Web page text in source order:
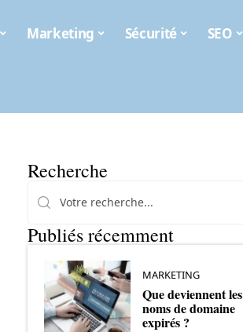
Marketing Sécurité SEO
Recherche
Publiés récemment
MARKETING
Que deviennent les
noms de domaine
expirés ?